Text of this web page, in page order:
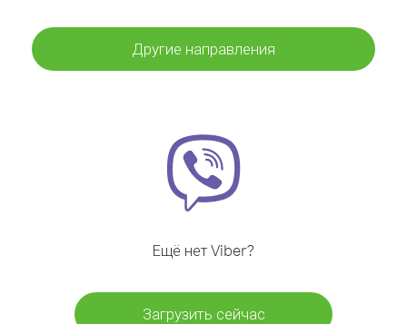
Другие направления
Ещё нет Viber?
Загрузить сейчас